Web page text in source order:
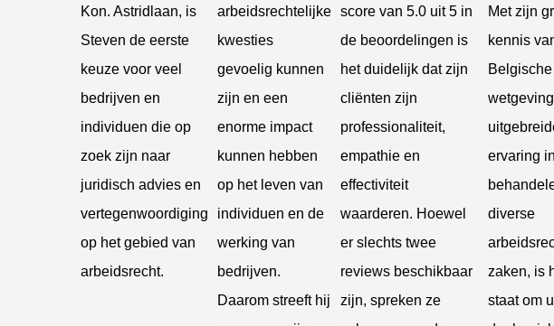
Kon. Astridlaan, is
Steven de eerste
keuze voor veel
bedrijven en
individuen die op
zoek zijn naar
juridisch advies en
vertegenwoordiging
op het gebied van
arbeidsrecht.
arbeidsrechtelijke
kwesties
gevoelig kunnen
zijn en een
enorme impact
kunnen hebben
op het leven van
individuen en de
werking van
bedrijven.
Daarom streeft hij
score van 5.0 uit 5 in
de beoordelingen is
het duidelijk dat zijn
cliënten zijn
professionaliteit,
empathie en
effectiviteit
waarderen. Hoewel
er slechts twee
reviews beschikbaar
zijn, spreken ze
Met zijn
kennis
Belgische
ervaring
diverse
zaken, is
staat om